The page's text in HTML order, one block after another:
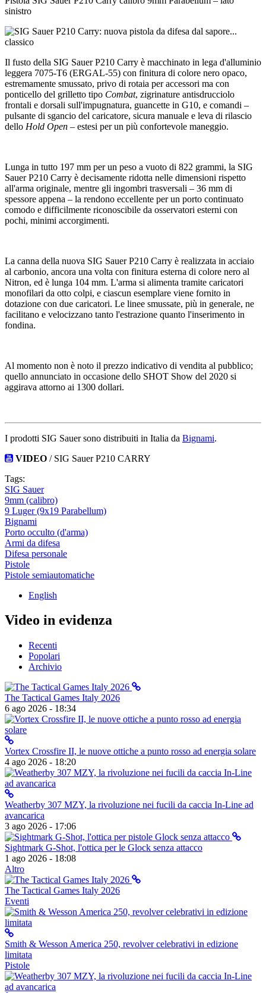
sinistro
Il fusto della SIG Sauer P210 Carry è macchinato in lega d'alluminio
leggera 7075-T6 (ERGAL-55) con finitura di colore nero opaco,
estremamente smussato, privo di rotaia per accessori ma con
ponticello del grilletto tipo Combat, zigrinature antisdrucciolo
frontali e dorsali sull'impugnatura, guancette in G10, e comandi –
pulsante di sgancio del caricatore, sicura manuale e leva di rilascio
dello Hold Open – estesi per un più confortevole maneggio.
Lunga in tutto 197 mm per un peso a vuoto di 822 grammi, la SIG
Sauer P210 Carry è decisamente ridotta nelle dimensioni rispetto
all'arma originale, mentre gli ingombri trasversali – 36 mm di
spessore appena – la rendono eccellente per un porto continuato
comodo e difficilmente riconoscibile da osservatori esterni con
pochi, minimi accorgimenti.
La canna della nuova SIG Sauer P210 Carry è realizzata in acciaio
al carbonio, ancora una volta con finitura esterna di colore nero al
Nitron, ed è lunga 104 mm. L'arma si alimenta tramite caricatori
monofilari da otto colpi, e ciascun esemplare viene fornito in
dotazione con due caricatori. Le linee smussate, più in generale, ne
facilitano e velocizzano tanto l'estrazione quanto l'inserimento in
fondina.
Al momento non è noto il prezzo indicativo di vendita al pubblico;
quello annunciato in occasione dello SHOT Show del 2020 si
aggirava attorno ai 1300 dollari.
I prodotti SIG Sauer sono distribuiti in Italia da Bignami.
VIDEO / SIG Sauer P210 CARRY
Tags:
SIG Sauer
9mm (calibro)
9 Luger (9x19 Parabellum)
Bignami
Porto occulto (d'arma)
Armi da difesa
Difesa personale
Pistole
Pistole semiautomatiche
English
Video in evidenza
Recenti
Popolari
Archivio
The Tactical Games Italy 2026
6 ago 2026 - 18:34
Vortex Crossfire II, le nuove ottiche a punto rosso ad energia solare
4 ago 2026 - 18:20
Weatherby 307 MZY, la rivoluzione nei fucili da caccia In-Line ad
avancarica
3 ago 2026 - 17:06
Sightmark G-Shot, l'ottica per le Glock senza attacco
1 ago 2026 - 18:08
Altro
The Tactical Games Italy 2026
Eventi
Smith & Wesson America 250, revolver celebrativi in edizione
limitata
Pistole